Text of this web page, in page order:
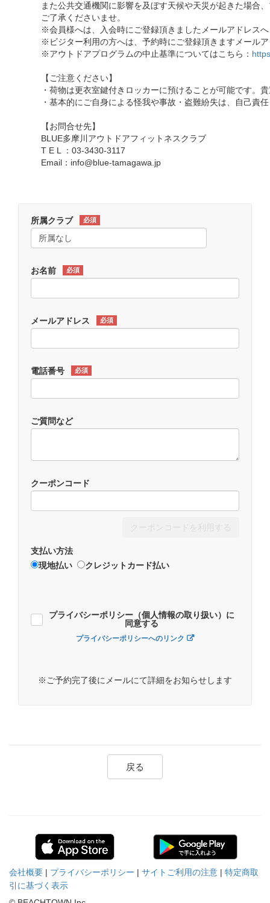
また公共交通機関に影響を及ぼす天候や天災が起きた場合
ご了承くださいませ。
※会員様へは、入会時にご登録頂きましたメールアドレス
※ビジター利用の方へは、予約時にご登録頂きますメール
※アウトドアプログラムの中止基準についてはこちら：
【ご注意ください】
・荷物は更衣室鍵付きロッカーに預けることが可能です。
・基本的にご自身による怪我や事故・盗難紛失は、自己責
【お問合せ先】
BLUE多摩川アウトドアフィットネスクラブ
T E L ：03-3430-3117
Email：info@blue-tamagawa.jp
所属クラブ 必須
お名前 必須
メールアドレス 必須
電話番号 必須
ご質問など
クーポンコード
支払い方法
現地払い
クレジットカード払い
プライバシーポリシー（個人情報の取り扱い）に
同意する
プライバシーポリシーへのリンク
※ご予約完了後にメールにて詳細をお知らせします
戻る
会社概要 | プライバシーポリシー | サイトご利用の注意 | 特定商取
引に基づく表示